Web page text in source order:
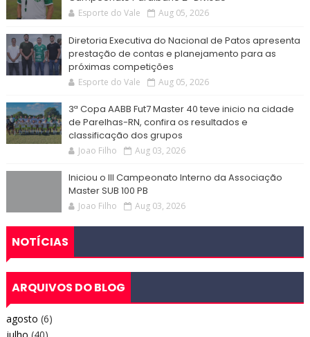
Esporte do Vale Aug 05, 2026
Diretoria Executiva do Nacional de Patos apresenta
prestação de contas e planejamento para as
próximas competições
Esporte do Vale Aug 05, 2026
3ª Copa AABB Fut7 Master 40 teve inicio na cidade
de Parelhas-RN, confira os resultados e
classificação dos grupos
Joao Filho Aug 03, 2026
Iniciou o III Campeonato Interno da Associação
Master SUB 100 PB
Joao Filho Aug 03, 2026
NOTÍCIAS
ARQUIVOS DO BLOG
agosto (6)
julho (40)